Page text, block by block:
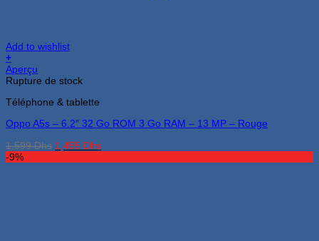
Add to wishlist
+
Aperçu
Rupture de stock
Téléphone & tablette
Oppo A5s – 6.2″ 32 Go ROM 3 Go RAM – 13 MP – Rouge
1,599Dhs Le
1,455 DhsLe
-9%